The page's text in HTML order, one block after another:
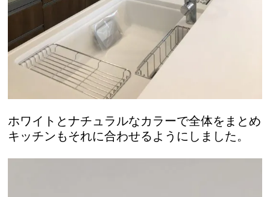
ホワイトとナチュラルなカラーで全体をまとめ
キッチンもそれに合わせるようにしました。